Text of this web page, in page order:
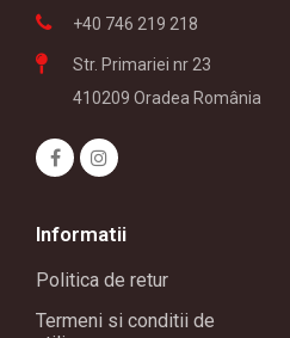
+40 746 219 218
Str. Primariei nr 23
410209 Oradea România
Informatii
Politica de retur
Termeni si conditii de